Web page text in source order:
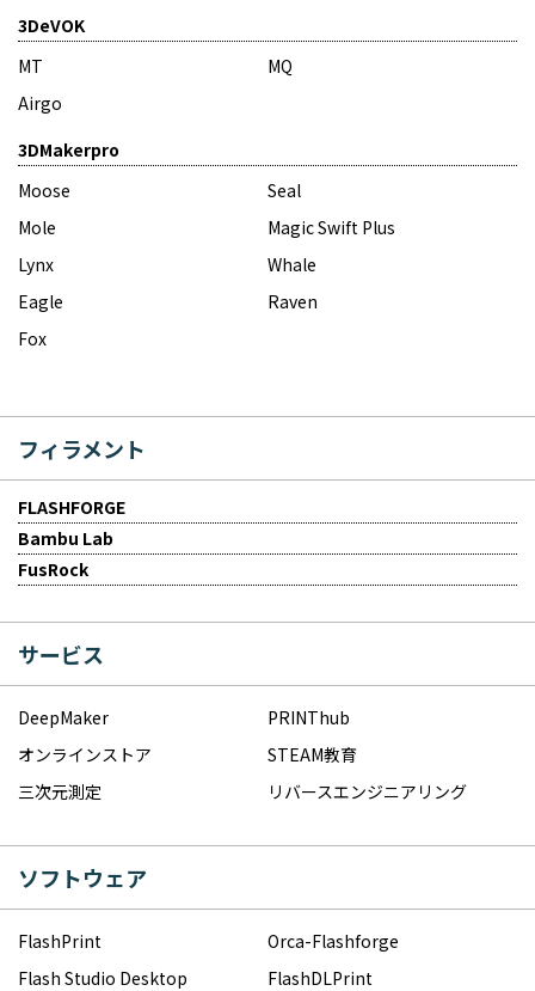
3DeVOK
MT
MQ
Airgo
3DMakerpro
Moose
Seal
Mole
Magic Swift Plus
Lynx
Whale
Eagle
Raven
Fox
フィラメント
FLASHFORGE
Bambu Lab
FusRock
サービス
DeepMaker
PRINThub
オンラインストア
STEAM教育
三次元測定
リバースエンジニアリング
ソフトウェア
FlashPrint
Orca-Flashforge
Flash Studio Desktop
FlashDLPrint